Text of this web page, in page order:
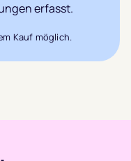
erfasst.
Kauf möglich.